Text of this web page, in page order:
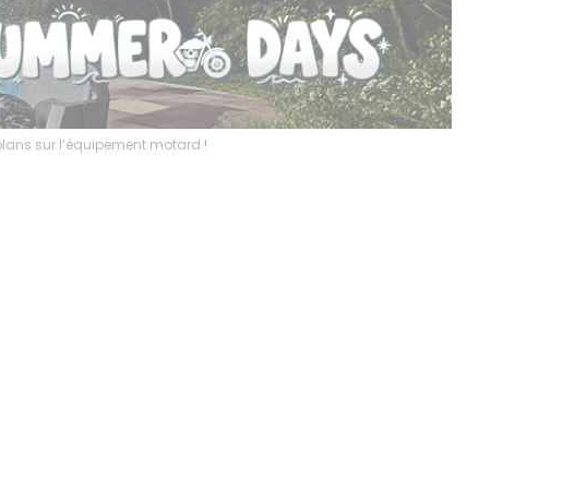
sur l’équipement motard !